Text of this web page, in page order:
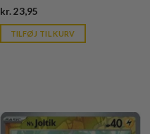
kr.23,95Current
is:
kr. 39,95.
TILFØJ TIL KURV